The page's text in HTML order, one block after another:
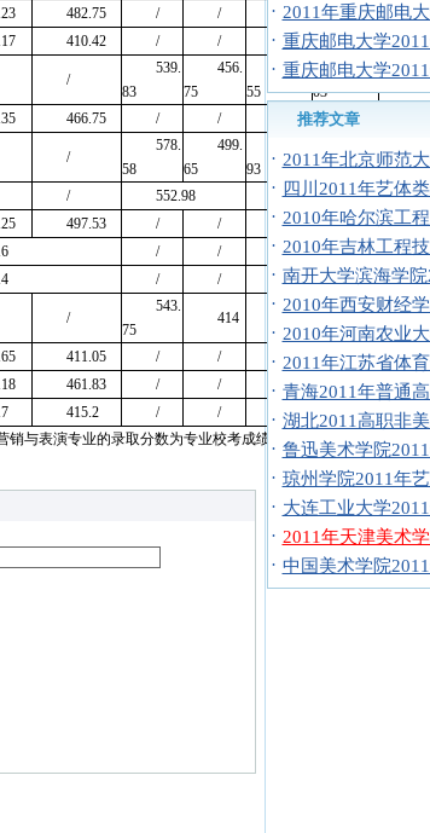
482.75 / / /
/
410.42 / / / /
/
539.
83
456.
75
527.
55
488.
03
466.75 / / /
/
578.
58
499.
65
93
53
/ 552.98 /
/
497.53 / / /
/
/ / /
/
/ / / /
/
543.
75
414 387.3
411.05 / /
/
461.83 / / /
/
415.2 / / /
/
与表演专业的录取分数为专业校考成绩。（综合分计算
· 2011年重庆邮电
· 重庆邮电大学
· 重庆邮电大学
推荐文章
· 2011年北京师范
· 四川2011年艺体
· 2010年哈尔滨工
· 2010年吉林工程
· 南开大学滨海学
· 2010年西安财经
· 2010年河南农业
· 2011年江苏省体
· 青海2011年普通
· 湖北2011高职非
· 鲁迅美术学院
· 琼州学院2011年
· 大连工业大学
· 2011年天津美术
· 中国美术学院